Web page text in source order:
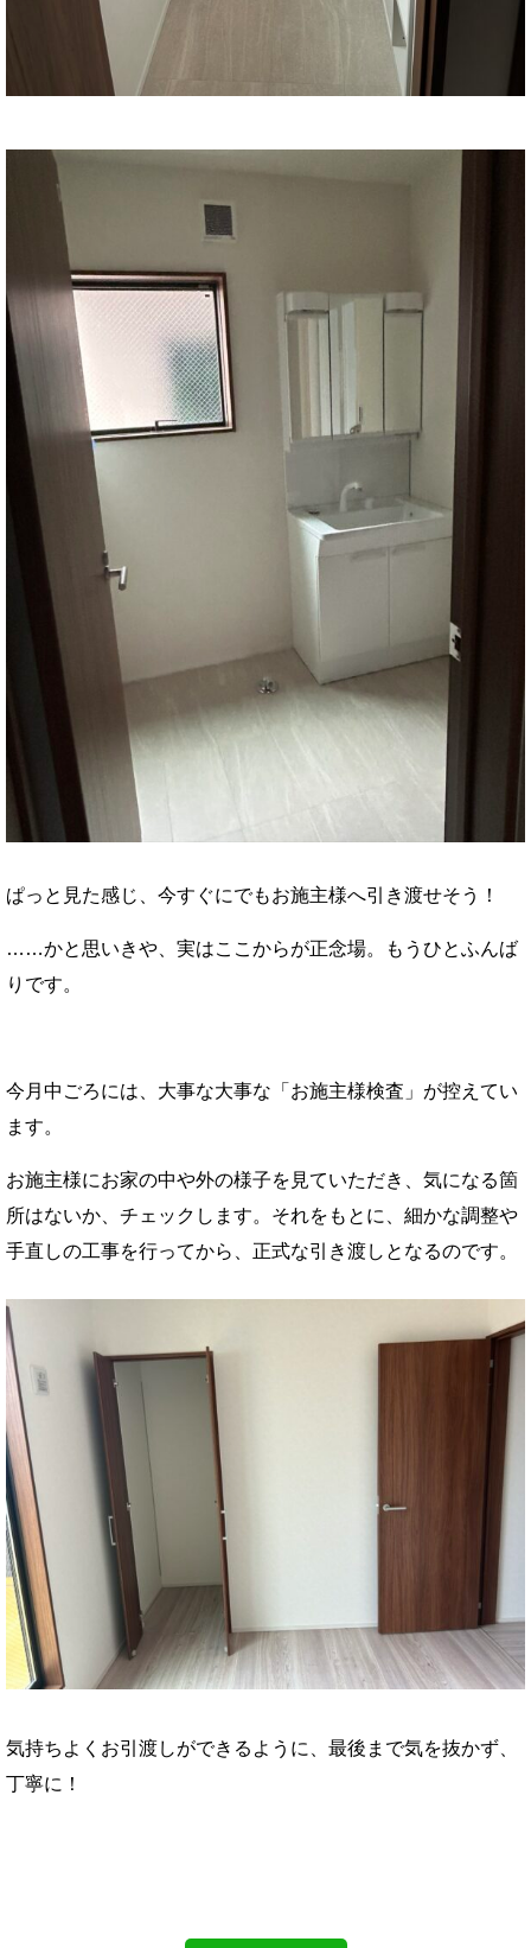
ぱっと見た感じ、今すぐにでもお施主様へ引き渡せそう！
……かと思いきや、実はここからが正念場。もうひとふんば
りです。
今月中ごろには、大事な大事な「お施主様検査」が控えてい
ます。
お施主様にお家の中や外の様子を見ていただき、気になる箇
所はないか、チェックします。それをもとに、細かな調整や
手直しの工事を行ってから、正式な引き渡しとなるのです。
気持ちよくお引渡しができるように、最後まで気を抜かず、
丁寧に！